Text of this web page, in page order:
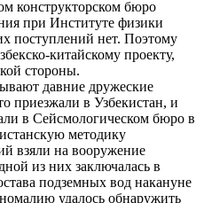
конструкторском бюро
при Институте физики
поступлений нет. Поэтому
китайскому проекту,
стороны.
давние дружеские
приезжали в Узбекистан, и
в Сейсмологическом бюро в
методику
взяли на вооружение
из них заключалась в
подземных вод накануне
удалось обнаружить